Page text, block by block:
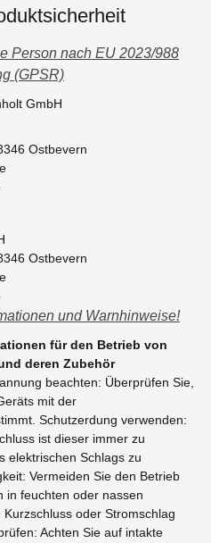
Person nach EU 2023/988
(GPSR)
GmbH
Ostbevern
Ostbevern
und Warnhinweise!
für den Betrieb von
deren Zubehör
beachten: Überprüfen Sie,
mit der
Schutzerdung verwenden:
ist dieser immer zu
elektrischen Schlags zu
Vermeiden Sie den Betrieb
in feuchten oder nassen
oder Stromschlag
Achten Sie auf intakte